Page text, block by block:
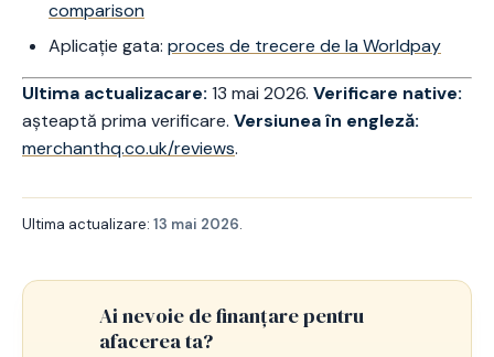
comparison
Aplicație gata: proces de trecere de la Worldpay
Ultima actualizacare: 13 mai 2026. Verificare native:
așteaptă prima verificare. Versiunea în engleză:
merchanthq.co.uk/reviews.
Ultima actualizare: 13 mai 2026.
Ai nevoie de finanțare pentru
afacerea ta?